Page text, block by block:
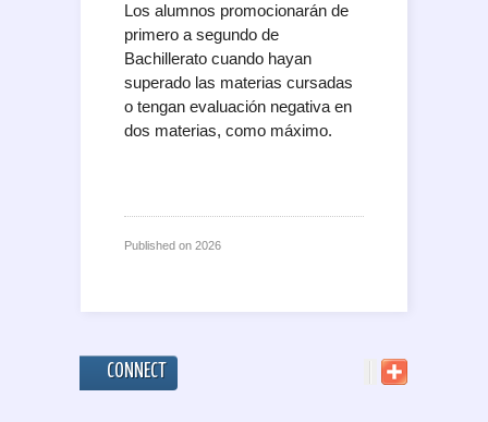
Los alumnos promocionarán de
primero a segundo de
Bachillerato cuando hayan
superado las materias cursadas
o tengan evaluación negativa en
dos materias, como máximo.
Published on 2026
CONNECT